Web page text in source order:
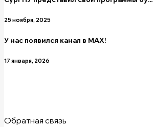
25 ноября, 2025
У нас появился канал в MAX!
17 января, 2026
Обратная связь